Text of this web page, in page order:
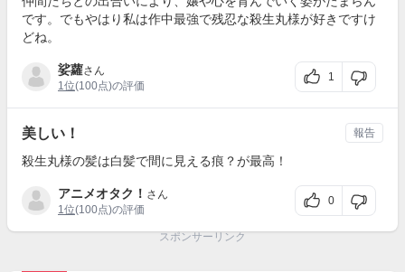
です。でもやはり私は作中最強で残忍な殺生丸様が好きですけ
どね。
娑蘿さん
1位(100点)の評価
1
美しい！
殺生丸様の髪は白髪で間に見える痕？が最高！
アニメオタク！ さん
1位(100点)の評価
0
報告
スポンサーリンク